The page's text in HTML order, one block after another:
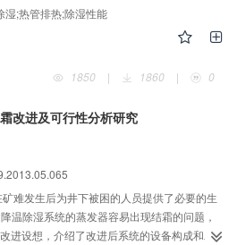
导体制冷效率降低。建立半导体制冷（热管
湿模型，通过6级半导体制冷与热管散热系统
，再模拟固体除湿工况在不同输入电流下的
文献中半导体冷却除湿装置相同时，该半导
为1.78，明显高于文献中装置的COP。说
湿;热管排热;除湿性能
1850
| 1860 | 0
改进及可行性分析研究
难发生后为井下被困的人员提供了必要的生
温除湿系统的蒸发器容易出现结霜的问题，
进设想，介绍了改进后系统的设备构成和工